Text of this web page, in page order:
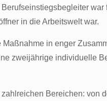
in die Arbeitswelt war.
in enger
zweijährige individuelle
Bereichen: